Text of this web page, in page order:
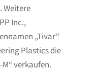
Weitere
Inc.,
„Tivar“
Plastics die
verkaufen.